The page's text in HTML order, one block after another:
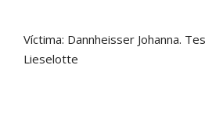
Víctima: Dannheisser Johanna.
Lieselotte